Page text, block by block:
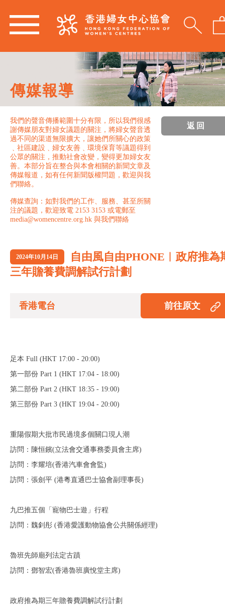
傳媒報導
我們的聲音傳播範圍十分有限，所以我們很感
謝傳媒朋友對婦女議題的關注，將婦女聲音透
過不同的渠道無限擴大，讓她們所關心的政策
﹑社區建設﹑婦女友善﹑環境保育等議題得到
公眾的關注，推動社會改變，變得更加婦女友
善。本部分旨在整合與本會相關的新聞文章及
傳媒報道，如有任何新聞版權問題，歡迎與我
們聯絡。
傳媒查詢：如對我們的工作、服務、甚至所關
注的議題，歡迎致電 2153 3153 或電郵至
media@womencentre.org.hk 與我們聯絡
返回
2024年10月14日
自由風自由PHONE︳政府推為
三年贍養費調解試行計劃
香港電台 前往原文
足本 Full (HKT 17:00 - 20:00)
第一部份 Part 1 (HKT 17:04 - 18:00)
第二部份 Part 2 (HKT 18:35 - 19:00)
第三部份 Part 3 (HKT 19:04 - 20:00)
重陽假期大批市民過境多個關口現人潮
訪問：陳恒鑌(立法會交通事務委員會主席)
訪問：李耀培(香港汽車會會監)
訪問：張劍平 (港粵直通巴士協會副理事長)
九巴推五個「寵物巴士遊」行程
訪問：魏釗彤 (香港愛護動物協會公共關係經理)
魯班先師廟列法定古蹟
訪問：鄧智宏(香港魯班廣悅堂主席)
政府推為期三年贍養費調解試行計劃